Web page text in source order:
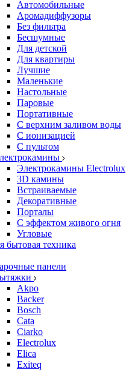
Автомобильные
Аромадиффузоры
Без фильтра
Бесшумные
Для детской
Для квартиры
Лучшие
Маленькие
Настольные
Паровые
Портативные
С верхним заливом воды
С ионизацией
С пультом
Электрокамины Electrolux
3D камины
Встраиваемые
Декоративные
Порталы
С эффектом живого огня
Угловые
бытовая техника
панели
Akpo
Backer
Bosch
Cata
Ciarko
Electrolux
Elica
Exiteq